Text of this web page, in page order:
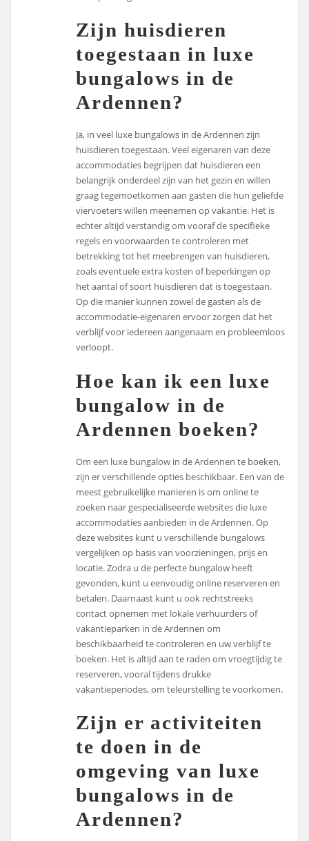
Zijn huisdieren
toegestaan in luxe
bungalows in de
Ardennen?
Ja, in veel luxe bungalows in de Ardennen zijn
huisdieren toegestaan. Veel eigenaren van deze
accommodaties begrijpen dat huisdieren een
belangrijk onderdeel zijn van het gezin en willen
graag tegemoetkomen aan gasten die hun geliefde
viervoeters willen meenemen op vakantie. Het is
echter altijd verstandig om vooraf de specifieke
regels en voorwaarden te controleren met
betrekking tot het meebrengen van huisdieren,
zoals eventuele extra kosten of beperkingen op
het aantal of soort huisdieren dat is toegestaan.
Op die manier kunnen zowel de gasten als de
accommodatie-eigenaren ervoor zorgen dat het
verblijf voor iedereen aangenaam en probleemloos
verloopt.
Hoe kan ik een luxe
bungalow in de
Ardennen boeken?
Om een luxe bungalow in de Ardennen te boeken,
zijn er verschillende opties beschikbaar. Een van de
meest gebruikelijke manieren is om online te
zoeken naar gespecialiseerde websites die luxe
accommodaties aanbieden in de Ardennen. Op
deze websites kunt u verschillende bungalows
vergelijken op basis van voorzieningen, prijs en
locatie. Zodra u de perfecte bungalow heeft
gevonden, kunt u eenvoudig online reserveren en
betalen. Daarnaast kunt u ook rechtstreeks
contact opnemen met lokale verhuurders of
vakantieparken in de Ardennen om
beschikbaarheid te controleren en uw verblijf te
boeken. Het is altijd aan te raden om vroegtijdig te
reserveren, vooral tijdens drukke
vakantieperiodes, om teleurstelling te voorkomen.
Zijn er activiteiten
te doen in de
omgeving van luxe
bungalows in de
Ardennen?